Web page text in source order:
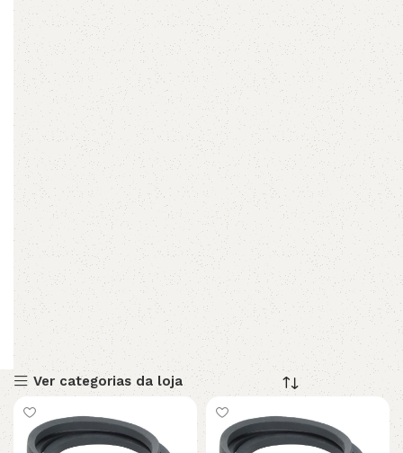
Ver categorias da loja